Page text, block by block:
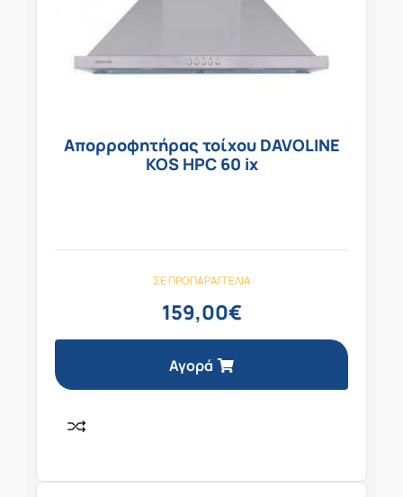
Απορροφητήρας τοίχου DAVOLINE
KOS HPC 60 ix
ΣΕ ΠΡΟΠΑΡΑΓΓΕΛΊΑ
159,00€
Αγορά